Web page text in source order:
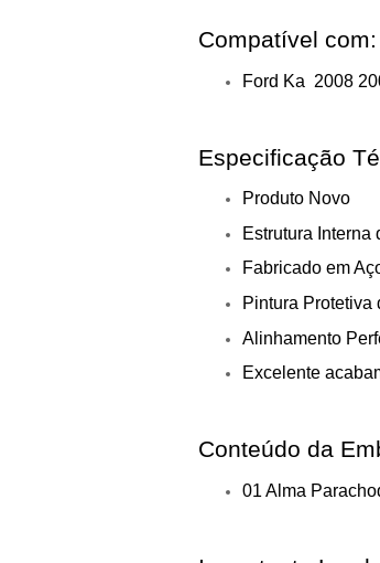
Compatível com:
Ford Ka 2008
Especificação
Produto Novo
Estrutura Interna
Fabricado em
Pintura Protetiva
Alinhamento
Excelente
Conteúdo da
01 Alma